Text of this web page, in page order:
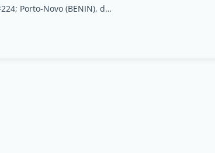
Le cabinet CHENOA SERVICES est situ&#233; &#224; Porto-Novo (BENIN), dans la rue oppos&#233;e &#224; la mosqu&#233;e centrale de Houimey-Djaguidi, rue avant l&#233;glise catholique Xavier en allant a, Quémé